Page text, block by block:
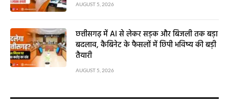
AUGUST 5, 2026
छत्तीसगढ़ में AI से लेकर सड़क और बिजली तक बड़ा
बदलाव, कैबिनेट के फैसलों में छिपी भविष्य की बड़ी
तैयारी
AUGUST 5, 2026